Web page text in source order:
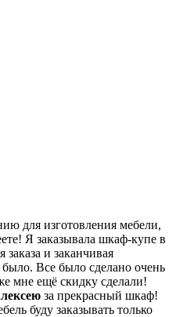
для изготовления мебели,
Я заказывала шкаф-купе в
и заканчивая
Все было сделано очень
мне ещё скидку сделали!
за прекрасный шкаф!
буду заказывать только